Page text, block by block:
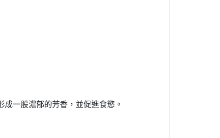
一股濃郁的芳香，並促進食慾。